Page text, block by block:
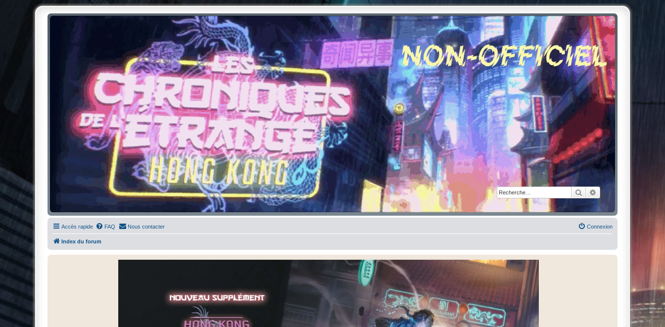
RechercherRecherche avancée
Chroniques de l'Étrange NO
Pour les amateurs des Chroniques de l'Étrange
Accès rapide FAQ Nous contacter Connexion
Index du forum